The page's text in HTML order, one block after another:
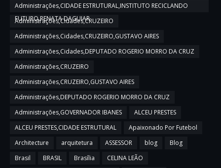
Administrações,CIDADE ESTRUTURAL,INSTITUTO RECICLANDO
FUTURO,RENATA DAGUIAR
Administrações,Cidades,CRUZEIRO
Administrações,Cidades,CRUZEIRO,GUSTAVO AIRES
Administrações,Cidades,DEPUTADO ROGERIO MORRO DA CRUZ
Administrações,CRUZEIRO
Administrações,CRUZEIRO,GUSTAVO AIRES
Administrações,DEPUTADO ROGERIO MORRO DA CRUZ
Administrações,GOVERNADOR IBANES
ALCEU PRESTES
ALCEU PRESTES,CIDADE ESTRUTURAL
Apaixonado Por Futebol
Architecture
arquitetura ASSESSOR blog
Blog
Brasil
BRASIL Brasília
CELINA LEÃO